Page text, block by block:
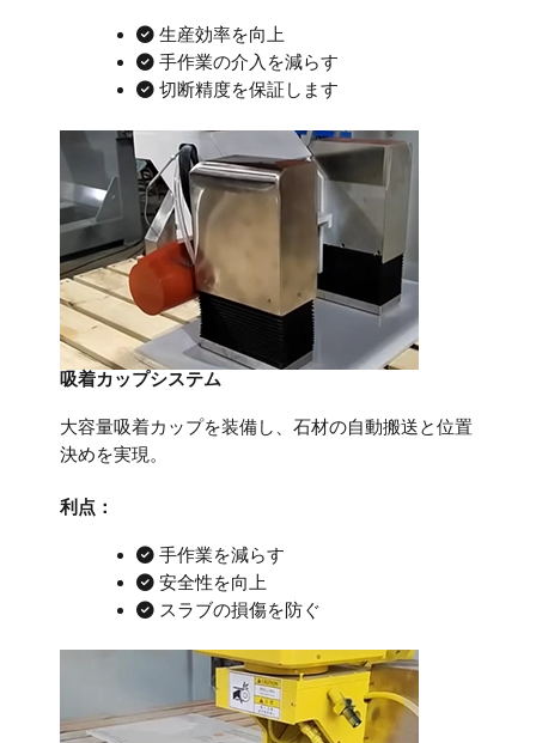
生産効率を向上
手作業の介入を減らす
切断精度を保証します
吸着カップシステム
大容量吸着カップを装備し、石材の自動搬送と位置
決めを実現。
利点：
手作業を減らす
安全性を向上
スラブの損傷を防ぐ